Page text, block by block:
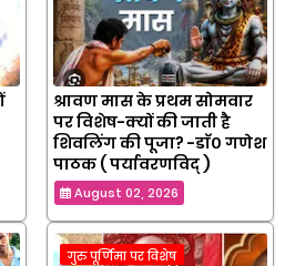
श्रावण मास के प्रथम सोमवार
पर विशेष-क्यों की जाती है
शिवलिंग की पूजा? -डाॅ० गणेश
पाठक ( पर्यावरणविद् )
August 02, 2026
गुरु पूर्णिमा पर विशेष